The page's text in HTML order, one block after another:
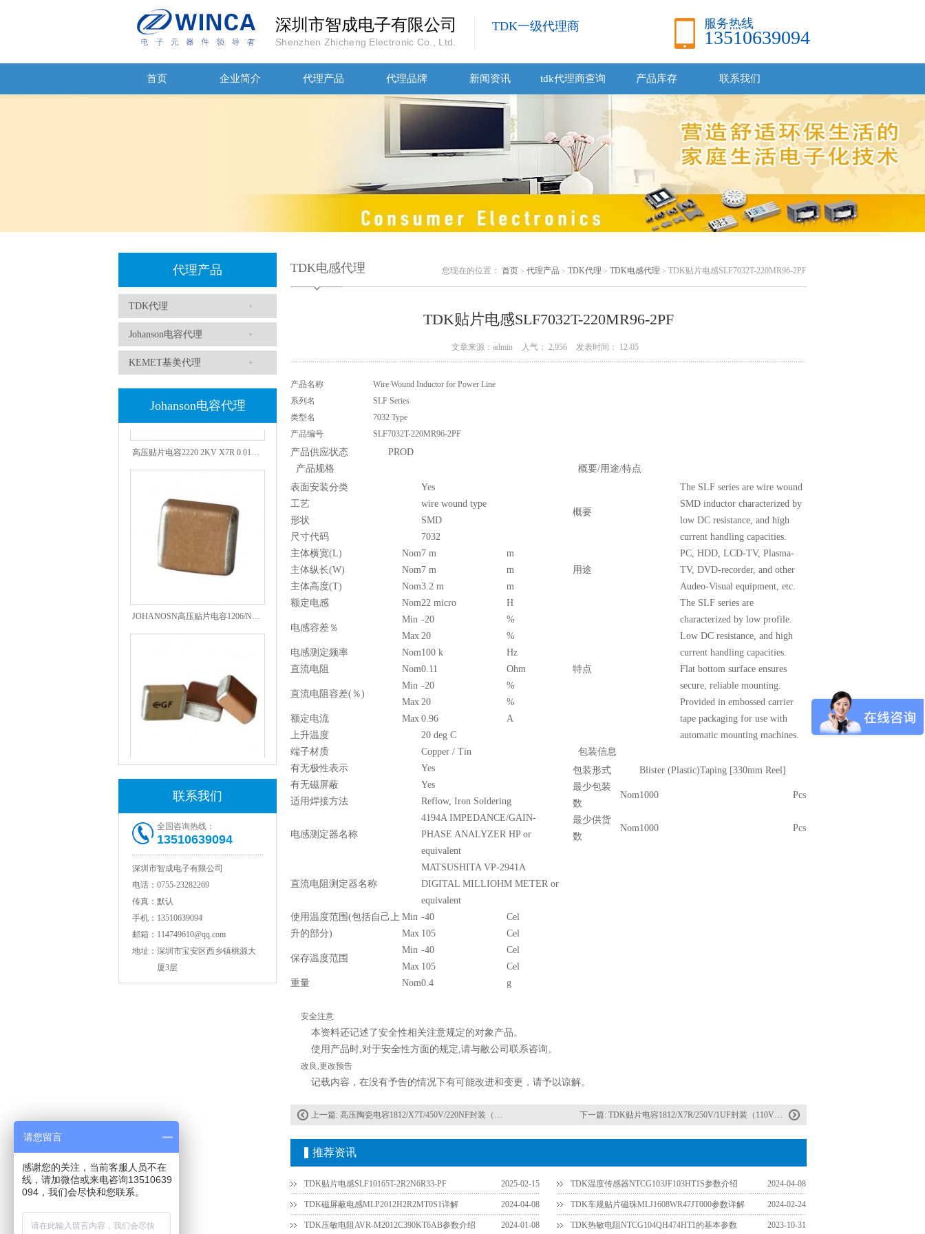
深圳市智成电子有限公司
Shenzhen Zhicheng Electronic Co., Ltd.
TDK一级代理商 服务热线
13510639094
首页 企业简介 代理产品 代理品牌 新闻资讯 tdk代理商查询 产品库存 联系我们
代理产品
TDK代理
Johanson电容代理
KEMET基美代理
Johanson电容代理
高压贴片电容2220 2KV X7R 0.01UF封装
JOHANOSN高压贴片电容1206/NPO/1000V/220PF/J档封装
联系我们
全国咨询热线：
13510639094
深圳市智成电子有限公司
电话： 0755-23282269
传真： 默认
手机： 13510639094
邮箱： 114749610@qq.com
地址： 深圳市宝安区西乡镇桃源大
厦3层
TDK电感代理 您现在的位置： 首页 > 代理产品 > TDK代理 > TDK电感代理 > TDK贴片电感SLF7032T-220MR96-2PF
TDK贴片电感SLF7032T-220MR96-2PF
文章来源：admin 人气： 2,956 发表时间： 12-05
产品名称
Wire Wound Inductor for Power Line
系列名
SLF Series
类型名
7032 Type
产品编号
SLF7032T-220MR96-2PF
产品供应状态
PROD
产品规格
表面安装分类
Yes
工艺
wire wound type
形状
SMD
尺寸代码
7032
主体横宽(L)
Nom7 m
m
主体纵长(W)
Nom7 m
m
主体高度(T)
Nom3.2 m
m
额定电感
Nom22 micro H
电感容差％
Min -20
%
Max 20
%
电感测定频率
Nom100 k
Hz
直流电阻
Nom0.11 Ohm
直流电阻容差(％)
Min -20
%
Max 20
%
额定电流
Max 0.96
A
上升温度
20 deg C
端子材质
Copper / Tin
有无极性表示
Yes
有无磁屏蔽
Yes
适用焊接方法
Reflow, Iron Soldering
电感测定器名称
4194A IMPEDANCE/GAIN-
PHASE ANALYZER HP or
equivalent
直流电阻测定器名称
MATSUSHITA VP-2941A
DIGITAL MILLIOHM METER or
equivalent
使用温度范围(包括自己上
升的部分)
Min -40
Cel
Max 105 Cel
保存温度范围
Min -40
Cel
Max 105
Cel
重量
Nom0.4 g
概要/用途/特点
概要
The SLF series are wire wound
SMD inductor characterized by
low DC resistance, and high
current handling capacities.
用途
PC, HDD, LCD-TV, Plasma-
TV, DVD-recorder, and other
Audeo-Visual equipment, etc.
特点
The SLF series are
characterized by low profile.
Low DC resistance, and high
current handling capacities.
Flat bottom surface ensures
secure, reliable mounting.
Provided in embossed carrier
tape packaging for use with
automatic mounting machines.
包装信息
包装形式
Blister (Plastic)Taping [330mm Reel]
最少包装
数
Nom1000 Pcs
最少供货
数
Nom1000 Pcs
安全注意
本资料还记述了安全性相关注意规定的对象产品。
使用产品时,对于安全性方面的规定,请与敝公司联系咨询。
改良,更改预告
记载内容，在没有予告的情况下有可能改进和变更，请予以谅解。
上一篇: 高压陶瓷电容1812/X7T/450V/220NF封装（阻容降压专用） 下一篇: TDK贴片电容1812/X7R/250V/1UF封装（110V阻容专用）
推荐资讯
TDK贴片电感SLF10165T-2R2N6R33-PF 2025-02-15 TDK温度传感器NTCG103JF103HT1S参数介绍 2024-04-08
TDK磁屏蔽电感MLP2012H2R2MT0S1详解 2024-04-08 TDK车规贴片磁珠MLJ1608WR47JT000参数详解 2024-02-24
TDK压敏电阻AVR-M2012C390KT6AB参数介绍 2024-01-08 TDK热敏电阻NTCG104QH474HT1的基本参数 2023-10-31
请您留言
感谢您的关注，当前客服人员不在
线，请加微信或来电咨询13510639
094，我们会尽快和您联系。